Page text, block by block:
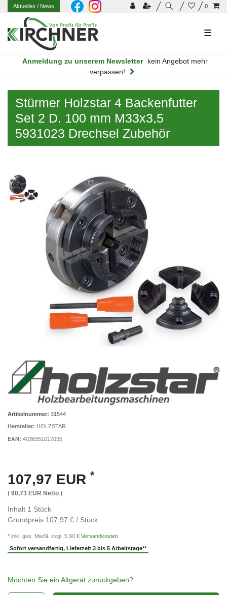
0
Aktuelles/ News
☰
Anmeldung zu unserem Newsletter
kein Angebot mehr
verpassen!
Stürmer Holzstar 4 Backenfutter
Set 2 D. 100 mm M33x3,5
5931023 Drechsel Zubehör
Artikelnummer: 31544
Hersteller: HOLZSTAR
EAN: 4036351017035
107,97 EUR *
( 90,73 EUR Netto )
Inhalt 1 Stück
Grundpreis 107,97 € / Stück
* inkl. ges. MwSt. zzgl. 5,90 € Versandkosten
Sofort versandfertig, Lieferzeit 3 bis 5 Arbeitstage**
Möchten Sie ein Altgerät zurückgeben?